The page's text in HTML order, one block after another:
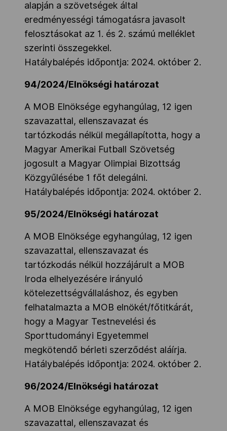
alapján a szövetségek által
eredményességi támogatásra javasolt
felosztásokat az 1. és 2. számú melléklet
szerinti összegekkel.
Hatálybalépés időpontja: 2024. október 2.
94/2024/Elnökségi határozat
A MOB Elnöksége egyhangúlag, 12 igen
szavazattal, ellenszavazat és
tartózkodás nélkül megállapította, hogy a
Magyar Amerikai Futball Szövetség
jogosult a Magyar Olimpiai Bizottság
Közgyűlésébe 1 főt delegálni.
Hatálybalépés időpontja: 2024. október 2.
95/2024/Elnökségi határozat
A MOB Elnöksége egyhangúlag, 12 igen
szavazattal, ellenszavazat és
tartózkodás nélkül hozzájárult a MOB
Iroda elhelyezésére irányuló
kötelezettségvállaláshoz, és egyben
felhatalmazta a MOB elnökét/főtitkárát,
hogy a Magyar Testnevelési és
Sporttudományi Egyetemmel
megkötendő bérleti szerződést aláírja.
Hatálybalépés időpontja: 2024. október 2.
96/2024/Elnökségi határozat
A MOB Elnöksége egyhangúlag, 12 igen
szavazattal, ellenszavazat és